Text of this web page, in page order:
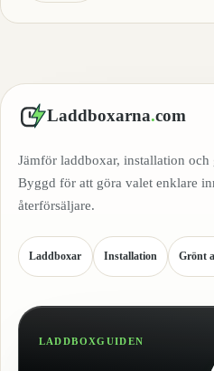
Laddboxarna.com
Jämför laddboxar, installation och
Byggd för att göra valet enklare
återförsäljare.
Laddboxar Installation Grönt
LADDBOXGUIDEN